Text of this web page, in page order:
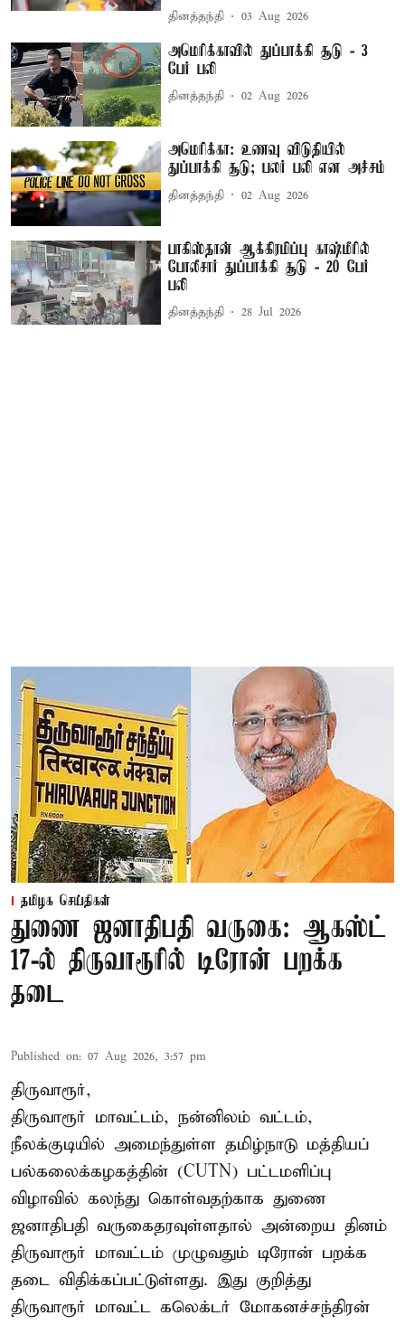
தினத்தந்தி 03 Aug 2026
அமெரிக்காவில் துப்பாக்கி சூடு - 3
பேர் பலி
தினத்தந்தி 02 Aug 2026
அமெரிக்கா: உணவு விடுதியில்
துப்பாக்கி சூடு; பலர் பலி என அச்சம்
தினத்தந்தி 02 Aug 2026
பாகிஸ்தான் ஆக்கிரமிப்பு காஷ்மீரில்
போலீசார் துப்பாக்கி சூடு - 20 பேர்
பலி
தினத்தந்தி 28 Jul 2026
தமிழக செய்திகள்
துணை ஜனாதிபதி வருகை: ஆகஸ்ட்
17-ல் திருவாரூரில் டிரோன் பறக்க
தடை
Published on: 07 Aug 2026, 3:57 pm
திருவாரூர்,
திருவாரூர் மாவட்டம், நன்னிலம் வட்டம்,
நீலக்குடியில் அமைந்துள்ள தமிழ்நாடு மத்தியப்
பல்கலைக்கழகத்தின் (CUTN) பட்டமளிப்பு
விழாவில் கலந்து கொள்வதற்காக துணை
ஜனாதிபதி வருகைதரவுள்ளதால் அன்றைய தினம்
திருவாரூர் மாவட்டம் முழுவதும் டிரோன் பறக்க
தடை விதிக்கப்பட்டுள்ளது. இது குறித்து
திருவாரூர் மாவட்ட கலெக்டர் மோகனச்சந்திரன்